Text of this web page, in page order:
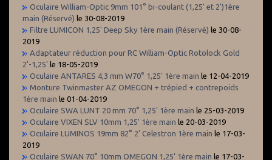
Oculaire William-Optic 9mm 101° bi-coulant (1,25' et 2')1ère
main (Réservé) le 30-08-2019
Filtre LUMICON 1,25' Deep Sky 1ère main (Réservé) le 30-08-
2019
Adaptateur réduction pour RC William-Optic Rotolock Gold
2'-1,25' le 18-05-2019
Oculaire ANTARES 4,3 mm W70° 1,25' 1ère main le 12-04-2019
Monture Twinmaster AZ OMEGON + trépied + contrepoids
1ère main le 01-04-2019
Oculaire SWA LUNT 20 mm 70° 1,25' 1ère main le 25-03-2019
Oculaire VIXEN SLV 10mm 1,25' 1ère main le 20-03-2019
Oculaire LUMINOS 19mm 82° 2' Celestron 1ère main le 17-03-
2019
Oculaire SWAN 70° 10mm OMEGON 1,25' 1ère main le 17-03-